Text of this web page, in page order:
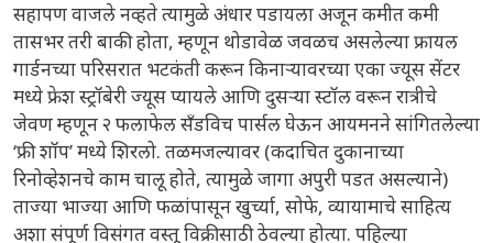
सहापण वाजले नव्हते त्यामुळे अंधार पडायला अजून कमीत कमी
तासभर तरी बाकी होता, म्हणून थोडावेळ जवळच असलेल्या फ्रायल
गार्डनच्या परिसरात भटकंती करून किनाऱ्यावरच्या एका ज्यूस सेंटर
मध्ये फ्रेश स्ट्रॉबेरी ज्यूस प्यायले आणि दुसऱ्या स्टॉल वरून रात्रीचे
जेवण म्हणून २ फलाफेल सँडविच पार्सल घेऊन आयमनने सांगितलेल्या
‘फ्री शॉप’ मध्ये शिरलो. तळमजल्यावर (कदाचित दुकानाच्या
रिनोव्हेशनचे काम चालू होते, त्यामुळे जागा अपुरी पडत असल्याने)
ताज्या भाज्या आणि फळांपासून खुर्च्या, सोफे, व्यायामाचे साहित्य
अशा संपूर्ण विसंगत वस्तू विक्रीसाठी ठेवल्या होत्या. पहिल्या